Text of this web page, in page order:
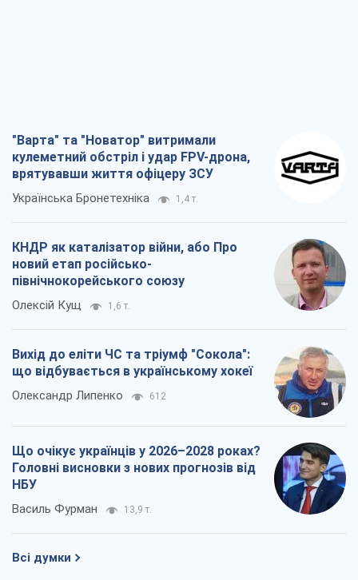
"Варта" та "Новатор" витримали
кулеметний обстріл і удар FPV-дрона,
врятувавши життя офіцеру ЗСУ
Українська Бронетехніка 1,4 т.
КНДР як каталізатор війни, або Про
новий етап російсько-
північнокорейського союзу
Олексій Кущ 1,6 т.
Вихід до еліти ЧС та тріумф "Сокола":
що відбувається в українському хокеї
Олександр Липенко 612
Що очікує українців у 2026–2028 роках?
Головні висновки з нових прогнозів від
НБУ
Василь Фурман 13,9 т.
Всі думки